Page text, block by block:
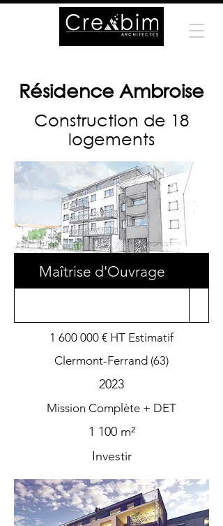
Résidence Ambroise
Construction de 18
logements
Maîtrise d'Ouvrage
1 600 000 € HT Estimatif
Clermont-Ferrand (63)
2023
Mission Complète + DET
1 100 m²
Investir